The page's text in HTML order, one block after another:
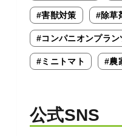
#害獣対策 #除草
#コンパニオンプラン
#ミニトマト #農
公式SNS